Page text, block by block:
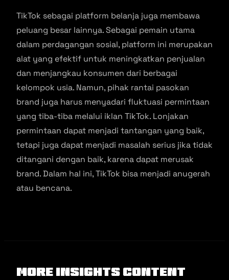
TikTok sebagai platform belanja juga membawa
peluang besar lainnya. Sebagai pemain utama
dalam perdagangan sosial, platform ini merupakan
alat yang efektif untuk meningkatkan penjualan
dan menjangkau konsumen dari berbagai
kelompok usia. Namun, pihak rantai pasokan
brand juga harus menyadari fluktuasi permintaan
yang tiba-tiba melalui iklan TikTok. Lonjakan
permintaan dapat menjadi tantangan yang baik,
tetapi juga dapat menjadi masalah serius jika tidak
ditangani dengan baik, karena dapat merusak
brand. Dalam hal ini, TikTok bisa menjadi anugerah
atau bencana.
More Insights Content